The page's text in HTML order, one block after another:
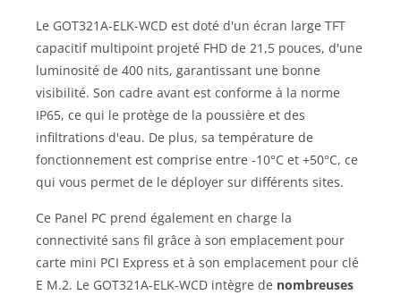
Le GOT321A-ELK-WCD est doté d'un écran large TFT
capacitif multipoint projeté FHD de 21,5 pouces, d'une
luminosité de 400 nits, garantissant une bonne
visibilité. Son cadre avant est conforme à la norme
IP65, ce qui le protège de la poussière et des
infiltrations d'eau. De plus, sa température de
fonctionnement est comprise entre -10°C et +50°C, ce
qui vous permet de le déployer sur différents sites.
Ce Panel PC prend également en charge la
connectivité sans fil grâce à son emplacement pour
carte mini PCI Express et à son emplacement pour clé
E M.2. Le GOT321A-ELK-WCD intègre de nombreuses